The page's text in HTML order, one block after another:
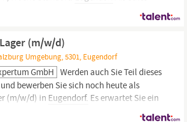
vorrangige Aufgabe darin, unserer
Service zu bieten und dafür zu sorgen,
ist. Wichtig dabei ist, dass Du
(m/w/d)
Umgebung, 5301, Eugendorf
GmbH Werden auch Sie Teil dieses
bewerben Sie sich noch heute als
(m/w/d) in Eugendorf. Es erwartet Sie ein
ein abwechslungsreiches